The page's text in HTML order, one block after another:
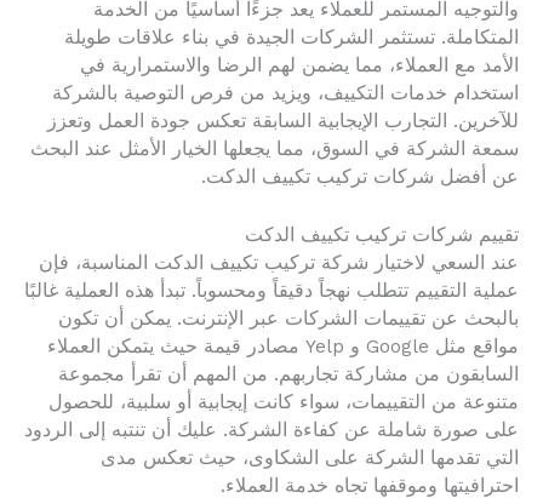
والتوجيه المستمر للعملاء يعد جزءًا أساسيًا من الخدمة
المتكاملة. تستثمر الشركات الجيدة في بناء علاقات طويلة
الأمد مع العملاء، مما يضمن لهم الرضا والاستمرارية في
استخدام خدمات التكييف، ويزيد من فرص التوصية بالشركة
للآخرين. التجارب الإيجابية السابقة تعكس جودة العمل وتعزز
سمعة الشركة في السوق، مما يجعلها الخيار الأمثل عند البحث
عن أفضل شركات تركيب تكييف الدكت.
تقييم شركات تركيب تكييف الدكت
عند السعي لاختيار شركة تركيب تكييف الدكت المناسبة، فإن
عملية التقييم تتطلب نهجاً دقيقاً ومحسوباً. تبدأ هذه العملية غالبًا
بالبحث عن تقييمات الشركات عبر الإنترنت. يمكن أن تكون
مواقع مثل Google و Yelp مصادر قيمة حيث يتمكن العملاء
السابقون من مشاركة تجاربهم. من المهم أن تقرأ مجموعة
متنوعة من التقييمات، سواء كانت إيجابية أو سلبية، للحصول
على صورة شاملة عن كفاءة الشركة. عليك أن تنتبه إلى الردود
التي تقدمها الشركة على الشكاوى، حيث تعكس مدى
احترافيتها وموقفها تجاه خدمة العملاء.